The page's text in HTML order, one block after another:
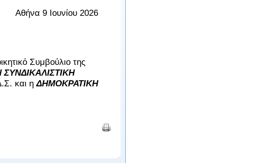
Αθήνα 9 Ιουνίου 2026
Συμβούλιο της
και ηΔΗΜΟΚΡΑΤΙΚΗ